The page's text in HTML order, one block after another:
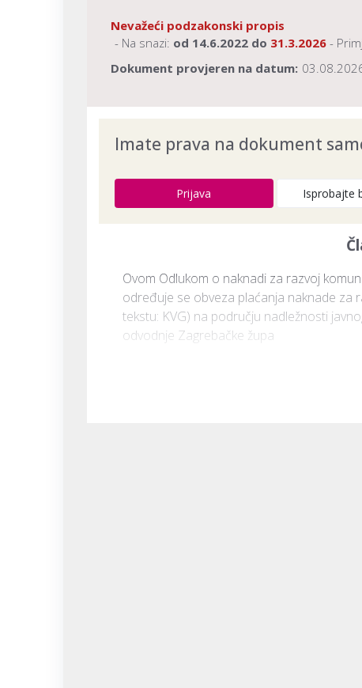
Nevažeći podzakonski propis
- Na snazi: od 14.6.2022 do 31.3.2026 -
Dokument provjeren na datum:
Imate prava na dokument
Prijava Isprobajte
Ovom Odlukom o naknadi za razvoj
određuje se obveza plaćanja naknade za
tekstu: KVG) na području nadležnosti
odvodnje Zagrebačke župa